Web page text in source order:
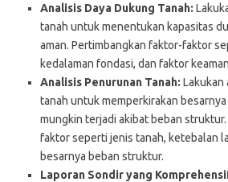
Analisis Daya Dukung Tanah:
tanah untuk menentukan kapasitas
aman. Pertimbangkan faktor-faktor
kedalaman fondasi, dan faktor
Analisis Penurunan Tanah: Lakukan
tanah untuk memperkirakan
mungkin terjadi akibat beban
faktor seperti jenis tanah, ketebalan
besarnya beban struktur.
Laporan Sondir yang